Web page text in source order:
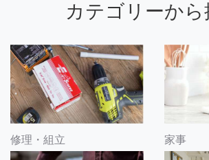
カテゴリーから
修理・組立 家事